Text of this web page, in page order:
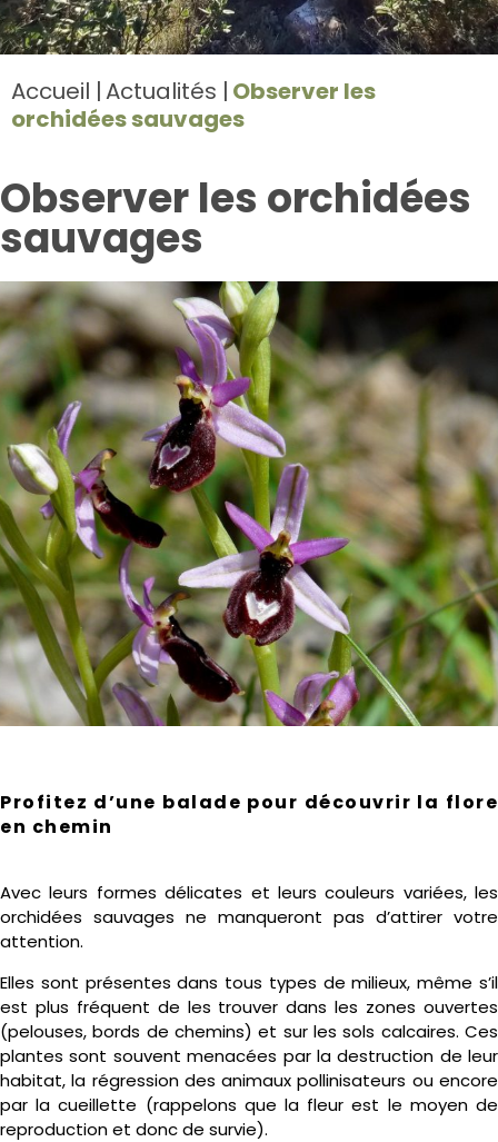
Accueil Actualités Observer les
orchidées sauvages
Observer les orchidées
sauvages
Profitez d’une balade pour découvrir la flore
en chemin
Avec leurs formes délicates et leurs couleurs variées, les
orchidées sauvages ne manqueront pas d’attirer votre
attention.
Elles sont présentes dans tous types de milieux, même s’il
est plus fréquent de les trouver dans les zones ouvertes
(pelouses, bords de chemins) et sur les sols calcaires. Ces
plantes sont souvent menacées par la destruction de leur
habitat, la régression des animaux pollinisateurs ou encore
par la cueillette (rappelons que la fleur est le moyen de
reproduction et donc de survie).